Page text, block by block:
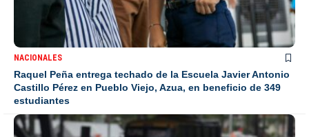
NACIONALES
Raquel Peña entrega techado de la Escuela Javier Antonio
Castillo Pérez en Pueblo Viejo, Azua, en beneficio de 349
estudiantes